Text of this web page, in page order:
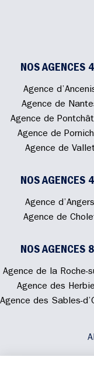
NOS AGENCES
Agence
Agence de
Agence de
Agence de
Agence de
NOS AGENCES
Agence d’Angers
Agence de
NOS AGENCES
Agence de la Roche-
Agence des
Agence des Sables-